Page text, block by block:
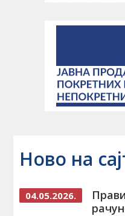
Ново на
04.05.2026.